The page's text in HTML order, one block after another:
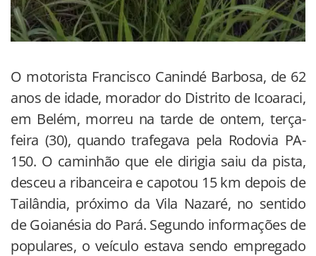
O motorista Francisco Canindé Barbosa, de 62
anos de idade, morador do Distrito de Icoaraci,
em Belém, morreu na tarde de ontem, terça-
feira (30), quando trafegava pela Rodovia PA-
150. O caminhão que ele dirigia saiu da pista,
desceu a ribanceira e capotou 15 km depois de
Tailândia, próximo da Vila Nazaré, no sentido
de Goianésia do Pará. Segundo informações de
populares, o veículo estava sendo empregado